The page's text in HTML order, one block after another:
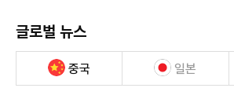
글로벌 뉴스
중국 일본